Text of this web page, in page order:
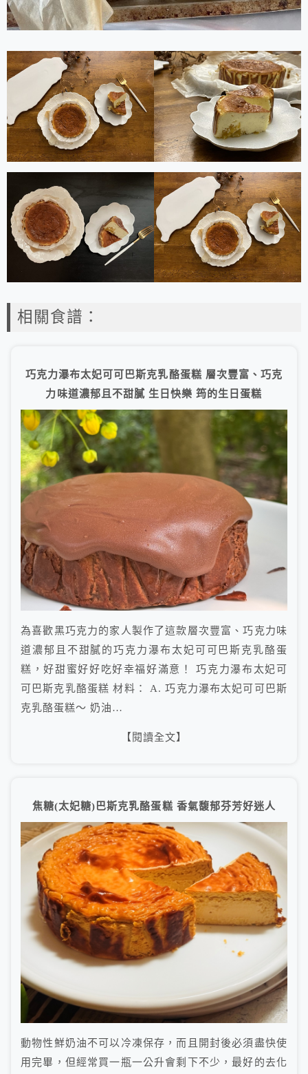
相關食譜：
巧克力瀑布太妃可可巴斯克乳酪蛋糕 層次豐富、巧克
力味道濃郁且不甜膩 生日快樂 筠的生日蛋糕
為喜歡黑巧克力的家人製作了這款層次豐富、巧克力味
道濃郁且不甜膩的巧克力瀑布太妃可可巴斯克乳酪蛋
糕，好甜蜜好好吃好幸福好滿意！ 巧克力瀑布太妃可
可巴斯克乳酪蛋糕 材料： A. 巧克力瀑布太妃可可巴斯
克乳酪蛋糕～ 奶油…
【閱讀全文】
焦糖(太妃糖)巴斯克乳酪蛋糕 香氣馥郁芬芳好迷人
動物性鮮奶油不可以冷凍保存，而且開封後必須盡快使
用完畢，但經常買一瓶一公升會剩下不少，最好的去化